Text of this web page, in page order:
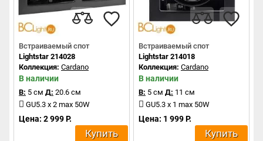
Встраиваемый спот
Lightstar 214028
Коллекция: Cardano
В наличии
В: 5 см Д: 20.6 см
GU5.3 x 2 max 50W
Цена: 2 999 Р.
Купить
Встраиваемый спот
Lightstar 214018
Коллекция: Cardano
В наличии
В: 5 см Д: 11 см
GU5.3 x 1 max 50W
Цена: 1 999 Р.
Купить